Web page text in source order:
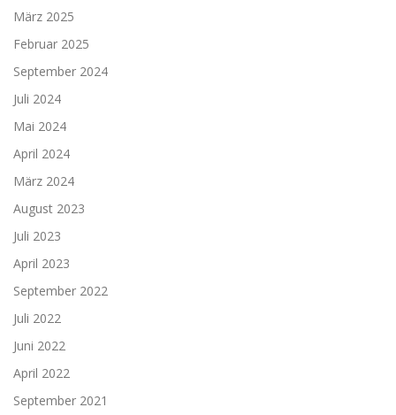
März 2025
Februar 2025
September 2024
Juli 2024
Mai 2024
April 2024
März 2024
August 2023
Juli 2023
April 2023
September 2022
Juli 2022
Juni 2022
April 2022
September 2021